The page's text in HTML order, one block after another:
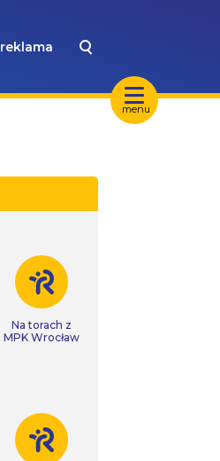
menu
reklama
Na torach z
MPK Wrocław